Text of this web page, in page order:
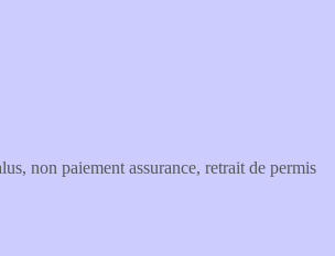
non paiement assurance, retrait de permis